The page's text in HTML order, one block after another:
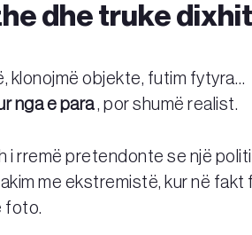
dhe truke
klonojmë objekte, futim fytyra…
nga e para, por shumë realist.
i rremë pretendonte se një
me ekstremistë, kur në fakt
foto.